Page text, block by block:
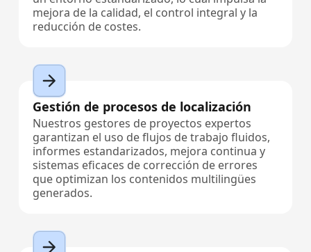
mejora de la calidad, el control integral y la
reducción de costes.
Gestión de procesos de localización
Nuestros gestores de proyectos expertos
garantizan el uso de flujos de trabajo fluidos,
informes estandarizados, mejora continua y
sistemas eficaces de corrección de errores
que optimizan los contenidos multilingües
generados.